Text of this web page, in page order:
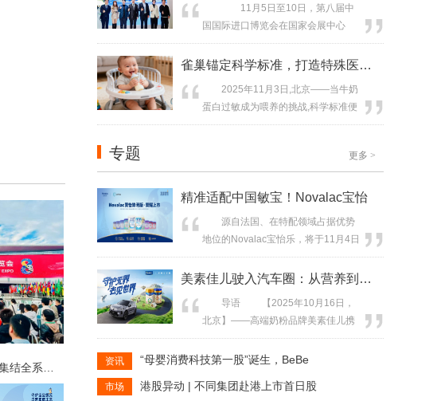
婴品牌代表，Novalac宝怡乐与法国知
名品牌，涵括美妆、葡萄酒与烈酒、
品牌代表一同亮相法国馆。宝怡乐...
11月5日至10日，第八届中
国国际进口博览会在国家会展中心
（上海）开展。澳优携旗下佳贝艾
特、海普诺凯、Nutrition Care、Oz
牌61款产品参展，以一场“硬核创新
+行业赋能+国际化”的三部曲，书写中
雀巢锚定科学标准，打造特殊医学营养信
2025年11月3日,北京——当牛奶
蛋白过敏成为喂养的挑战,科学标准便
是最坚实的信任基石。 在充满挑
方向;品质如磐,稳稳托起成长的希望。
殊医学用途配方食品数量最多的品牌
结合,构建起覆盖不同...
专题 更多 >
精准适配中国敏宝！Novalac宝怡
源自法国、在特配领域占据优势
地位的Novalac宝怡乐，将于11月4日
在上海龙之梦万丽酒店举办港版系列
新品上市发布会，正式宣告针对中国
品即将登陆香港，辐射国内市场。与
此同时，品牌还将携多款新品及全系
办的第八届中国国际进口博览会，...
美素佳儿驶入汽车圈：从营养到安全，重
导语 【2025年10月16日，
北京】——高端奶粉品牌美素佳儿携
手豪华汽车品牌沃尔沃，共同推出“守
护无界 去见世界”计划。双方从“营养 ×
出行安心”为核心理念，为新时代中国
资讯 “母婴消费科技第一股”诞生，BeBe
市场 港股异动 | 不同集团赴港上市首日股